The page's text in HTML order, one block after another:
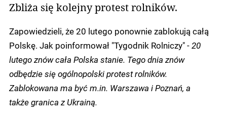
Zbliża się kolejny protest rolników.
Zapowiedzieli, że 20 lutego ponownie zablokują całą
Polskę. Jak poinformował "Tygodnik Rolniczy" -20
lutego znów cała Polska stanie. Tego dnia znów
odbędzie się ogólnopolski protest rolników.
Zablokowana ma być m.in. Warszawa i Poznań, a
także granica z Ukrainą.